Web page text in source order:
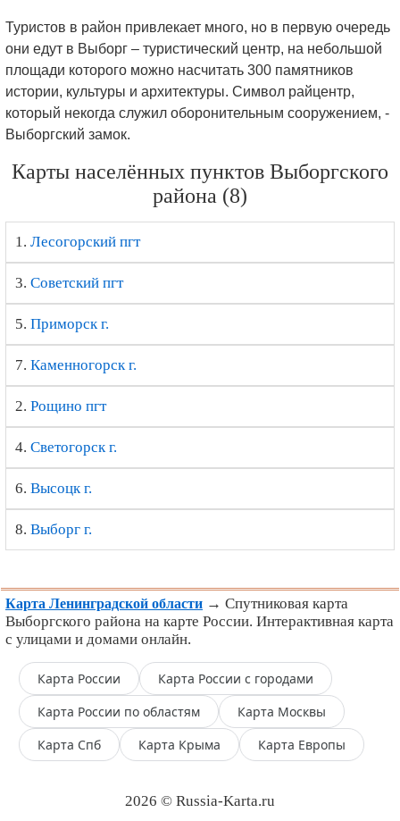
Туристов в район привлекает много, но в первую очередь
они едут в Выборг – туристический центр, на небольшой
площади которого можно насчитать 300 памятников
истории, культуры и архитектуры. Символ райцентр,
который некогда служил оборонительным сооружением, -
Выборгский замок.
Карты населённых пунктов Выборгского
района (8)
1. Лесогорский пгт
3. Советский пгт
5. Приморск г.
7. Каменногорск г.
2. Рощино пгт
4. Светогорск г.
6. Высоцк г.
8. Выборг г.
Карта Ленинградской области → Спутниковая карта
Выборгского района на карте России. Интерактивная карта
с улицами и домами онлайн.
Карта России
Карта России с городами
Карта России по областям
Карта Москвы
Карта Спб
Карта Крыма Карта Европы
2026 © Russia-Karta.ru